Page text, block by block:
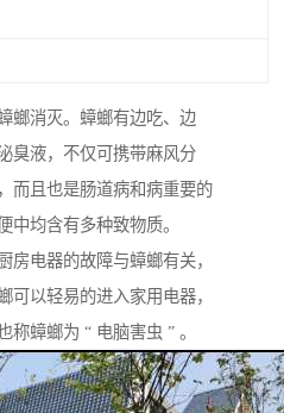
螂消灭。蟑螂有边吃、边
臭液，不仅可携带麻风分
而且也是肠道病和病重要的
中均含有多种致物质。
房电器的故障与蟑螂有关，
可以轻易的进入家用电器，
蟑螂为 “ 电脑害虫 ” 。